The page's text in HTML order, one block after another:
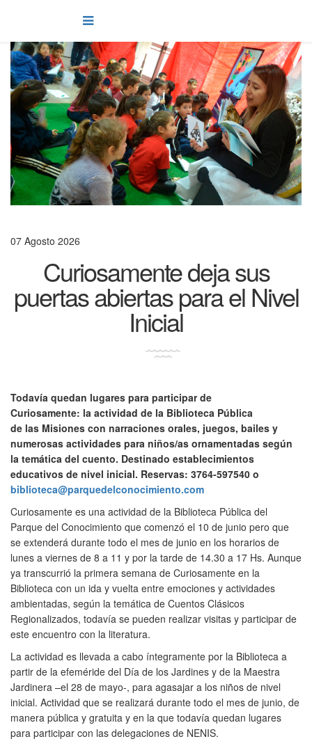
07 Agosto 2026
Curiosamente deja sus
puertas abiertas para el Nivel
Inicial
Todavía quedan lugares para participar de
Curiosamente: la actividad de la Biblioteca Pública
de las Misiones con narraciones orales, juegos, bailes y
numerosas actividades para niños/as ornamentadas según
la temática del cuento. Destinado establecimientos
educativos de nivel inicial. Reservas: 3764-597540 o
biblioteca@parquedelconocimiento.com
Curiosamente es una actividad de la Biblioteca Pública del
Parque del Conocimiento que comenzó el 10 de junio pero que
se extenderá durante todo el mes de junio en los horarios de
lunes a viernes de 8 a 11 y por la tarde de 14.30 a 17 Hs. Aunque
ya transcurrió la primera semana de Curiosamente en la
Biblioteca con un ida y vuelta entre emociones y actividades
ambientadas, según la temática de Cuentos Clásicos
Regionalizados, todavía se pueden realizar visitas y participar de
este encuentro con la literatura.
La actividad es llevada a cabo íntegramente por la Biblioteca a
partir de la efeméride del Día de los Jardines y de la Maestra
Jardinera –el 28 de mayo-, para agasajar a los niños de nivel
inicial. Actividad que se realizará durante todo el mes de junio, de
manera pública y gratuita y en la que todavía quedan lugares
para participar con las delegaciones de NENIS.